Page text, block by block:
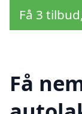
Få 3
Få